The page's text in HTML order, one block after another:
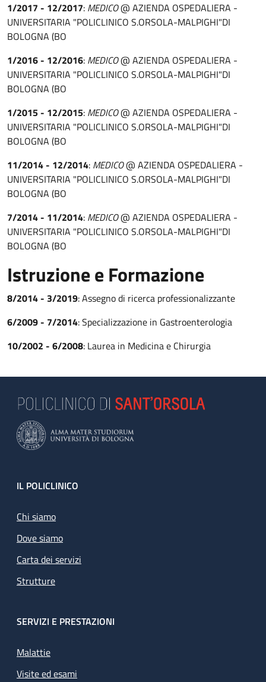
1/2017 - 12/2017: MEDICO@ AZIENDA OSPEDALIERA -
UNIVERSITARIA "POLICLINICO S.ORSOLA-MALPIGHI"DI
BOLOGNA (BO
1/2016 - 12/2016: MEDICO@ AZIENDA OSPEDALIERA -
UNIVERSITARIA "POLICLINICO S.ORSOLA-MALPIGHI"DI
BOLOGNA (BO
1/2015 - 12/2015: MEDICO@ AZIENDA OSPEDALIERA -
UNIVERSITARIA "POLICLINICO S.ORSOLA-MALPIGHI"DI
BOLOGNA (BO
11/2014 - 12/2014: MEDICO@ AZIENDA OSPEDALIERA -
UNIVERSITARIA "POLICLINICO S.ORSOLA-MALPIGHI"DI
BOLOGNA (BO
7/2014 - 11/2014: MEDICO@ AZIENDA OSPEDALIERA -
UNIVERSITARIA "POLICLINICO S.ORSOLA-MALPIGHI"DI
BOLOGNA (BO
Istruzione e Formazione
8/2014 - 3/2019: Assegno di ricerca professionalizzante
6/2009 - 7/2014: Specializzazione in Gastroenterologia
10/2002 - 6/2008: Laurea in Medicina e Chirurgia
Footer
IL POLICLINICO
Chi siamo
Dove siamo
Carta dei servizi
Strutture
SERVIZI E PRESTAZIONI
Malattie
Visite ed esami